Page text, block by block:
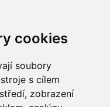
cookies
soubory
s cílem
zobrazení